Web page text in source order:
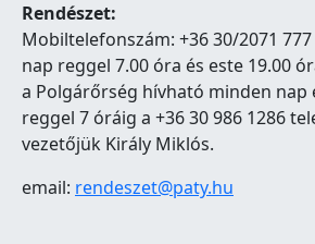
Rendészet:
Mobiltelefonszám: +36 30/2071
nap reggel 7.00 óra és este 19.00
a Polgárőrség hívható minden nap
reggel 7 óráig a +36 30 986 1286
vezetőjük Király Miklós.
email: rendeszet@paty.hu